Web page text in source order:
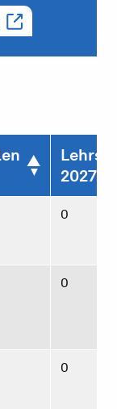
2027
0
0
0